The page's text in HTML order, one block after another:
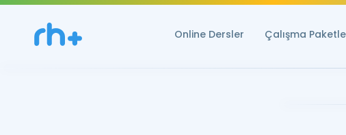
Online Dersler Çalışma